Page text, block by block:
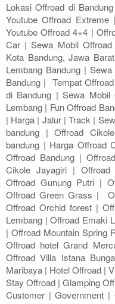
Lokasi Offroad di
Youtube Offroad
Youtube Offroad 4×4 |
Car | Sewa Mobil
Kota Bandung, Jawa
Lembang Bandung |
Bandung | Tempat
di Bandung | Sewa Mobil
Lembang | Fun Offroad
| Harga | Jalur | Track |
bandung | Offroad
bandung | Harga Offroad
Offroad Bandung |
Cikole Jayagiri |
Offroad Gunung Putri |
Offroad Green Grass |
Offroad Orchid forest |
Lembang | Offroad Emaki
| Offroad Mountain Spring
Offroad hotel Grand
Offroad Villa Istana
Maribaya | Hotel Offroad |
Stay Offroad | Glamping
Customer | Government |